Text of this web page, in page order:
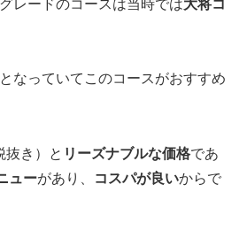
レードのコースは当時では大将コ
となっていてこのコースがおすすめ
抜き）と リーズナブルな価格であ
ューがあり、 コスパが良いからで